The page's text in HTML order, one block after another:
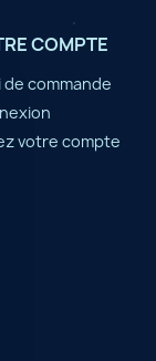
COMPTE
de commande
votre compte